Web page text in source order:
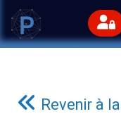
Revenir à